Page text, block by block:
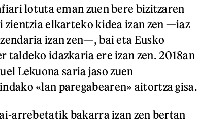
lotuta eman zuen bere bizitzaren
zientzia elkarteko kidea izan zen —iaz
izan zen—, bai eta Eusko
taldeko idazkaria ere izan zen. 2018an
Lekuona saria jaso zuen
«lan paregabearen» aitortza gisa.
arrebetatik bakarra izan zen bertan